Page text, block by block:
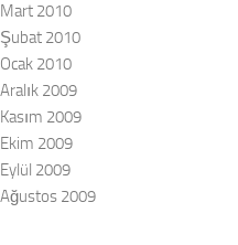
Mart 2010
Şubat 2010
Ocak 2010
Aralık 2009
Kasım 2009
Ekim 2009
Eylül 2009
Ağustos 2009